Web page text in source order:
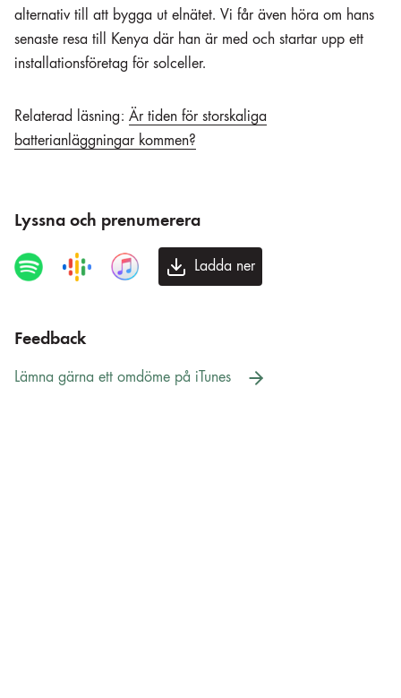
alternativ till att bygga ut elnätet. Vi får även höra om hans
senaste resa till Kenya där han är med och startar upp ett
installationsföretag för solceller.
Relaterad läsning: Är tiden för storskaliga
batterianläggningar kommen?
Lyssna och prenumerera
Ladda ner
Feedback
Lämna gärna ett omdöme på iTunes